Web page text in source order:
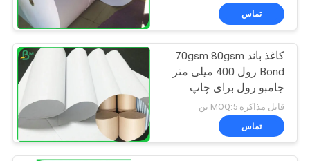
تماس
کاغذ باند 70gsm 80gsm
Bond رول 400 میلی متر
جامبو رول برای چاپ
افست
قابل مذاکره MOQ:5 تن
تماس